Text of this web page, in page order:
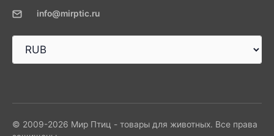
info@mirptic.ru
© 2009-2026 Мир Птиц - товары для животных. Все права